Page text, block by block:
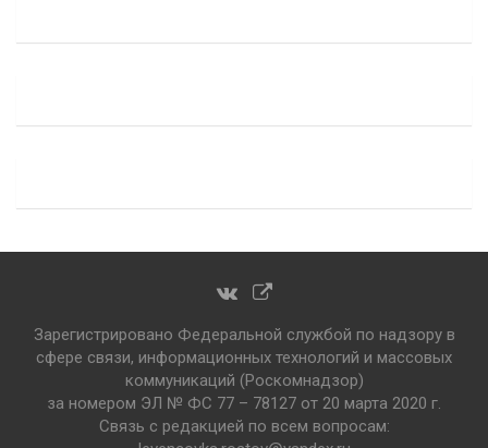
Зарегистрировано Федеральной службой по надзору в
сфере связи, информационных технологий и массовых
коммуникаций (Роскомнадзор)
за номером ЭЛ № ФС 77 – 78127 от 20 марта 2020 г.
Связь с редакцией по всем вопросам: